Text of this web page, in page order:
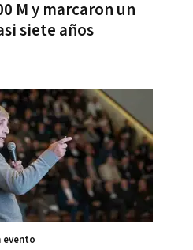
M y marcaron un
siete años
evento